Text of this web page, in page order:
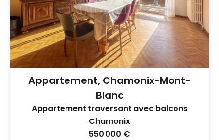
Appartement, Chamonix-Mont-
Blanc
Appartement traversant avec balcons
Chamonix
550 000 €